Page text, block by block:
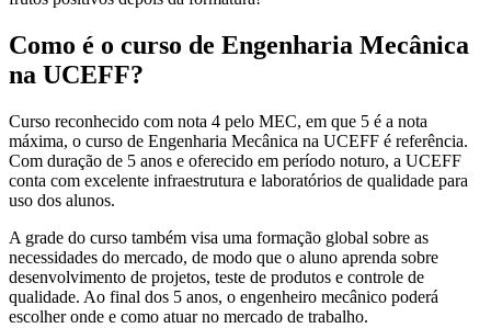
Como é o curso de Engenharia Mecânica
na UCEFF?
Curso reconhecido com nota 4 pelo MEC, em que 5 é a nota
máxima, o curso de Engenharia Mecânica na UCEFF é referência.
Com duração de 5 anos e oferecido em período noturo, a UCEFF
conta com excelente infraestrutura e laboratórios de qualidade para
uso dos alunos.
A grade do curso também visa uma formação global sobre as
necessidades do mercado, de modo que o aluno aprenda sobre
desenvolvimento de projetos, teste de produtos e controle de
qualidade. Ao final dos 5 anos, o engenheiro mecânico poderá
escolher onde e como atuar no mercado de trabalho.